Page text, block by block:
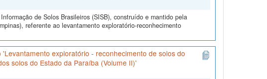
de Solos Brasileiros (SISB), construído e mantido pela
referente ao levantamento exploratório-reconhecimento
exploratório - reconhecimento de solos do
solos do Estado da Paraíba (Volume II)'